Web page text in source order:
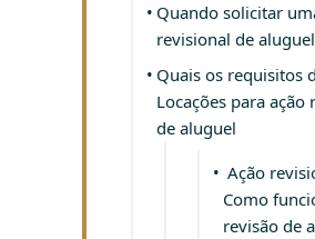
Quando solicitar
revisional de
Quais os requisitos
Locações para ação
de aluguel
Ação
Como
revisão de